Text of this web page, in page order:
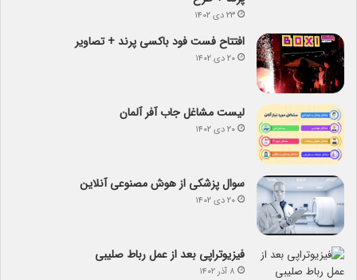
۲۳ دی ۱۴۰۲
افتتاح فست فود باکسی پرند + تصاویر
۲۰ دی ۱۴۰۲
لیست مشاغل جاب آفر آلمان
۲۰ دی ۱۴۰۲
سوال پزشکی از هوش مصنوعی آنلاین
۲۰ دی ۱۴۰۲
فیزیوتراپی بعد از عمل رباط صلیبی
۸ آذر ۱۴۰۲